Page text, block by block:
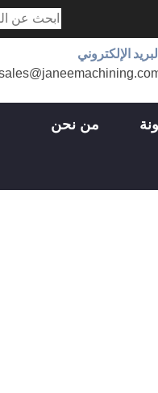
الإلكتروني
من نحن